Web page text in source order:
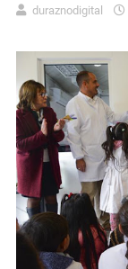
duraznodigital